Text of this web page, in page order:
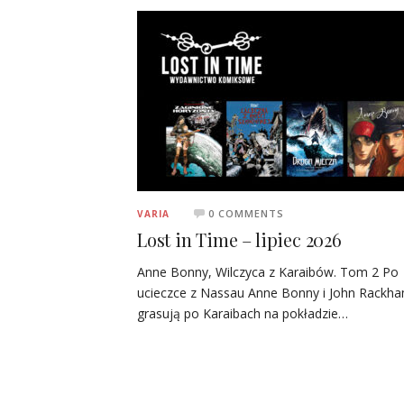
VARIA 0 COMMENTS
Lost in Time – lipiec 2026
Anne Bonny, Wilczyca z Karaibów. Tom 2 Po
ucieczce z Nassau Anne Bonny i John
grasują po Karaibach na pokładzie…